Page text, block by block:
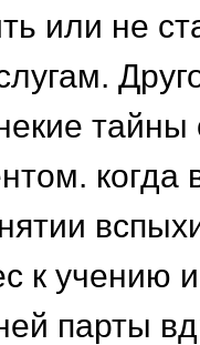
или не
когда
к учению
парты